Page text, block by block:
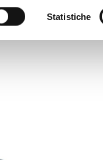
Statistiche